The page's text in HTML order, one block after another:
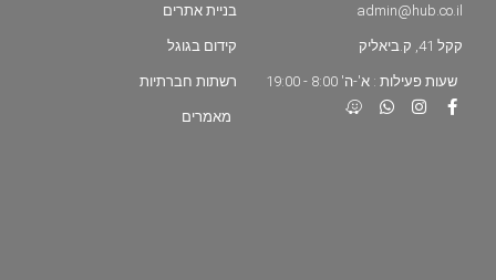
admin@hub.co.il
קקל 41, ק.ביאליק
שעות פעילות : א'-ה' 8:00 - 19:00
בניית אתרים
קידום בגוגל
רשתות חברתיות
מאמרים